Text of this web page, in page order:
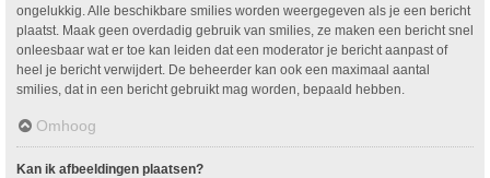
ongelukkig. Alle beschikbare smilies worden weergegeven als je een bericht
plaatst. Maak geen overdadig gebruik van smilies, ze maken een bericht snel
onleesbaar wat er toe kan leiden dat een moderator je bericht aanpast of
heel je bericht verwijdert. De beheerder kan ook een maximaal aantal
smilies, dat in een bericht gebruikt mag worden, bepaald hebben.
Omhoog
Kan ik afbeeldingen plaatsen?